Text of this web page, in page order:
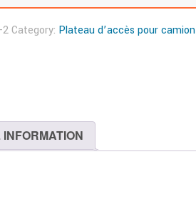
2 Category: Plateau d’accès pour camion